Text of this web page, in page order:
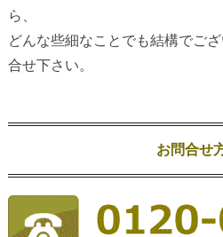
ら、
どんな些細なことでも結構でご
合せ下さい。
お問合せ